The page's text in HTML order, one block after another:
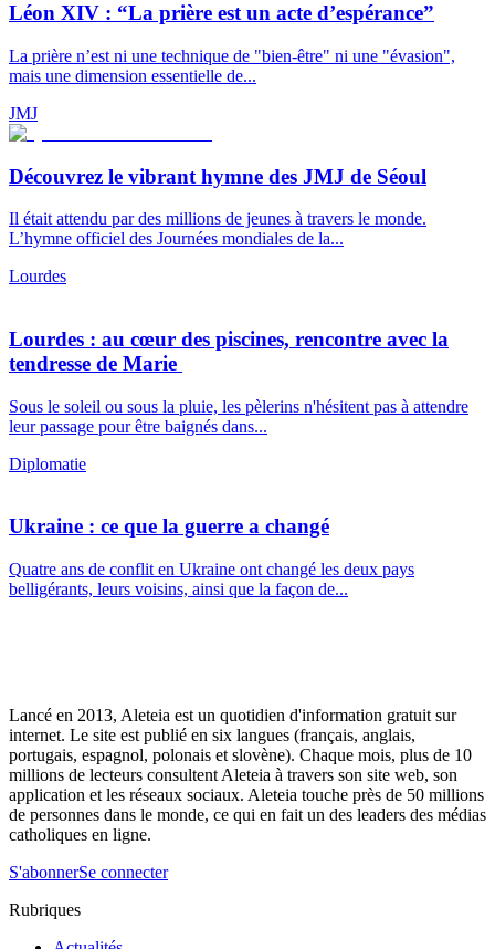
Léon XIV : “La prière est un acte d’espérance”
La prière n’est ni une technique de "bien-être" ni une "évasion",
mais une dimension essentielle de...
JMJ
Découvrez le vibrant hymne des JMJ de Séoul
Il était attendu par des millions de jeunes à travers le monde.
L’hymne officiel des Journées mondiales de la...
Lourdes
Lourdes : au cœur des piscines, rencontre avec la
tendresse de Marie
Sous le soleil ou sous la pluie, les pèlerins n'hésitent pas à attendre
leur passage pour être baignés dans...
Diplomatie
Ukraine : ce que la guerre a changé
Quatre ans de conflit en Ukraine ont changé les deux pays
belligérants, leurs voisins, ainsi que la façon de...
Lancé en 2013, Aleteia est un quotidien d'information gratuit sur
internet. Le site est publié en six langues (français, anglais,
portugais, espagnol, polonais et slovène). Chaque mois, plus de 10
millions de lecteurs consultent Aleteia à travers son site web, son
application et les réseaux sociaux. Aleteia touche près de 50 millions
de personnes dans le monde, ce qui en fait un des leaders des médias
catholiques en ligne.
S'abonnerSe connecter
Rubriques